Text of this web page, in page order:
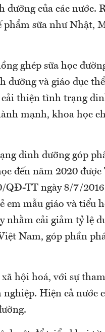
dưỡng của các nước.
phẩm sữa như Nhật,
ghép sữa học
dưỡng và giáo dục
thiện tình trạng
mạnh, khoa học
dinh dưỡng góp
đến năm 2020
QĐ-TT ngày 8/7/
mẫu giáo và tiểu
nhằm cải giảm tỷ lệ
Nam, góp phần
hội hoá, với sự
Hiện cả nước